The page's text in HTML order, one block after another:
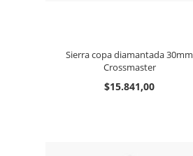
Sierra copa diamantada 30mm
Crossmaster
$15.841,00